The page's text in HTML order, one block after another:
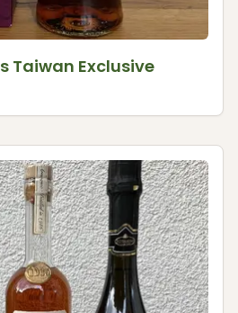
Taiwan Exclusive